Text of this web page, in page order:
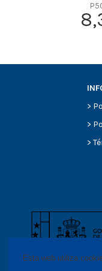
Efficiency Beta 2
Efficiency Beta
Media type
Primary
>
>
>
Esta web utiliza